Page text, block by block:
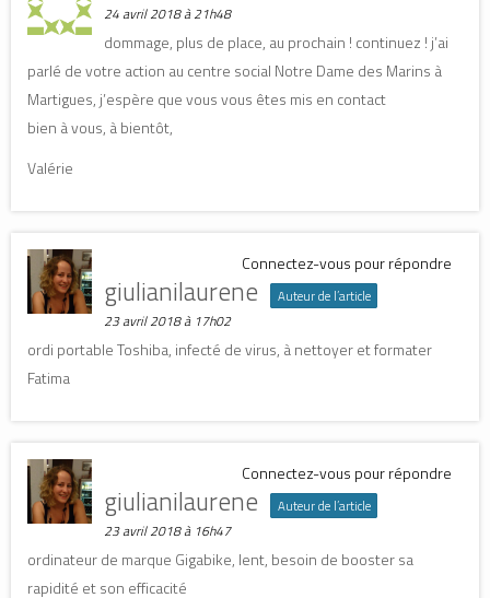
o
u
e
l
e
e
t
r
n
o
v
l
e
e
n
o
u
e
l
f
n
24 avril 2018 à 21h48
dommage, plus de place, au prochain ! continuez ! j’ai
parlé de votre action au centre social Notre Dame des Marins à
Martigues, j’espère que vous vous êtes mis en contact
bien à vous, à bientôt,
Valérie
Connectez-vous pour répondre
giulianilaurene Auteur de l’article
23 avril 2018 à 17h02
ordi portable Toshiba, infecté de virus, à nettoyer et formater
Fatima
Connectez-vous pour répondre
giulianilaurene Auteur de l’article
23 avril 2018 à 16h47
ordinateur de marque Gigabike, lent, besoin de booster sa
rapidité et son efficacité